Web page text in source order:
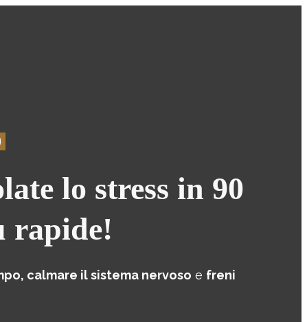
lo stress in 90
rapide!
calmare il sistema nervoso e freni